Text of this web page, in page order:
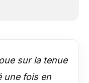
sur la tenue
une fois en